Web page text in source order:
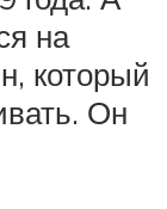
на
который
Он